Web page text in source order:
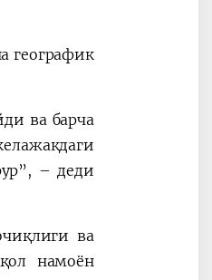
географик
ва барча
– деди
ва
намоён